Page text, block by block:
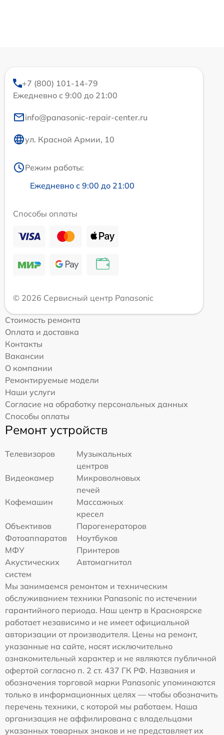
+7 (800) 101-14-79
Ежедневно с 9:00 до 21:00
info@panasonic-repair-center.ru
ул. Красной Армии, 10
Режим работы:
Ежедневно с 9:00 до 21:00
Способы оплаты
© 2026 Сервисный центр Panasonic
Стоимость ремонта
Оплата и доставка
Контакты
Вакансии
О компании
Ремонтируемые модели
Наши услуги
Согласие на обработку персональных данных
Способы оплаты
Ремонт устройств
Телевизоров
Музыкальных
центров
Видеокамер
Микроволновых
печей
Кофемашин
Массажных
кресел
Объективов
Парогенераторов
Фотоаппаратов
Ноутбуков
МФУ
Принтеров
Акустических
систем
Автомагнитол
Мы занимаемся ремонтом и техническим
обслуживанием техники Panasonic по истечении
гарантийного периода. Наш центр в Красноярске
работает независимо и не имеет официальной
авторизации от производителя. Цены на ремонт,
указанные на сайте, носят исключительно
ознакомительный характер и не являются публичной
офертой согласно п. 2 ст. 437 ГК РФ. Названия и
обозначения торговой марки Panasonic упоминаются
только в информационных целях — чтобы обозначить
перечень техники, с которой мы работаем. Наша
организация не аффилирована с владельцами
указанных товарных знаков и не представляет их